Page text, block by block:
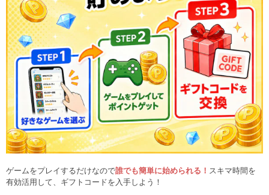
ゲームをプレイするだけなので誰でも簡単に始められる！ スキマ時間を
有効活用して、ギフトコードを入手しよう！